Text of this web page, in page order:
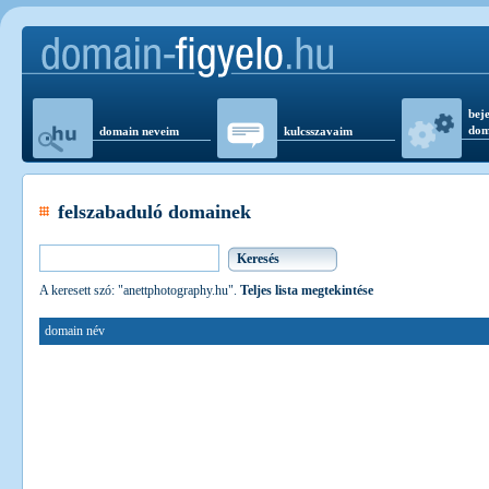
domain neveim kulcsszavaim
felszabaduló domainek
A keresett szó: "anettphotography.hu". Teljes lista megtekintése
domain név